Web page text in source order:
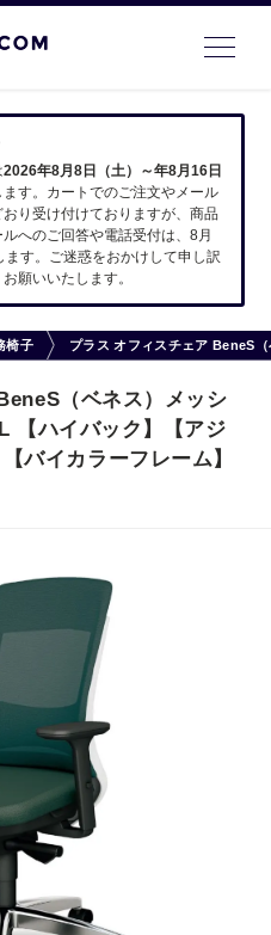
2026年8月8日（土）～年8月16日
す。カートでのご注文やメール
り受け付けておりますが、商品
へのご回答や電話受付は、8月
す。ご迷惑をおかけして申し訳
願いいたします。
椅子 プラス オフィスチェア BeneS
（ベネス）メッシ
【ハイバック】【アジ
バイカラーフレーム】